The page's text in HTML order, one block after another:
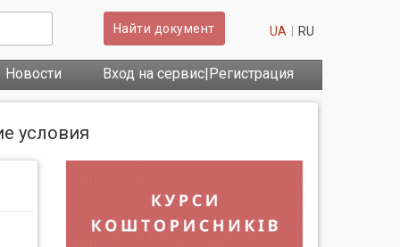
Найти документ UA RU
Новости Вход на сервис|Регистрация
условия